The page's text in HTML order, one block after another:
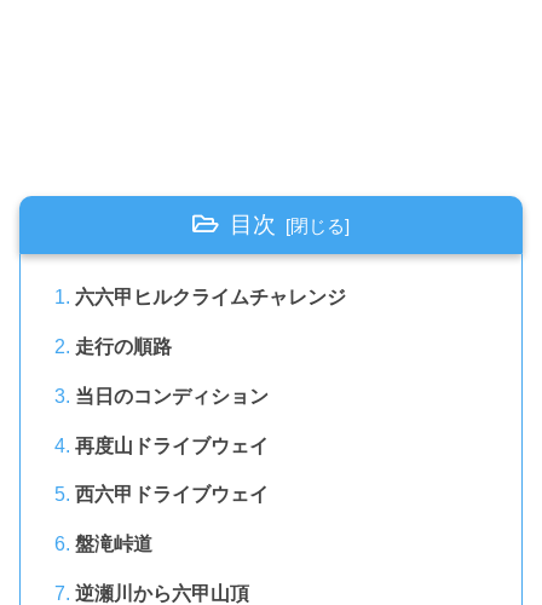
目次
六六甲ヒルクライムチャレンジ
走行の順路
当日のコンディション
再度山ドライブウェイ
西六甲ドライブウェイ
盤滝峠道
逆瀬川から六甲山頂